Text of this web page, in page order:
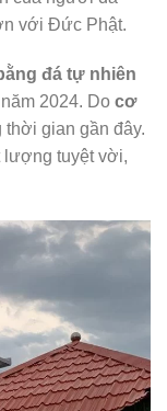
với Đức Phật.
đá tự nhiên
2024. Do cơ
thời gian gần đây.
lượng tuyệt vời,